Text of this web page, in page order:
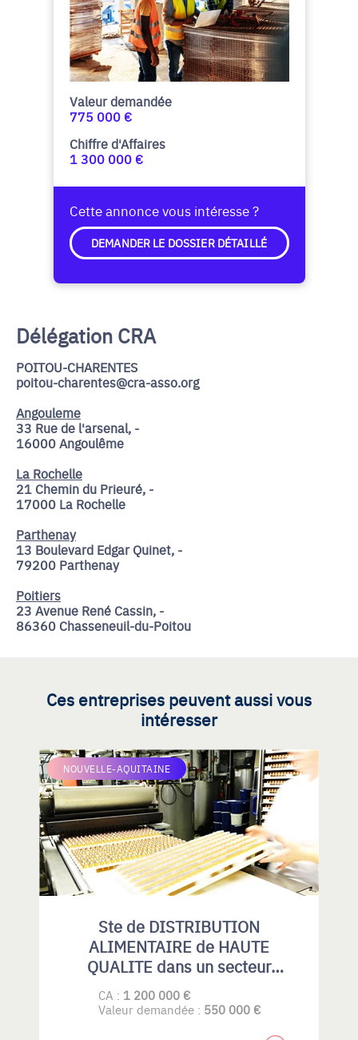
Valeur demandée
775 000 €
Chiffre d'Affaires
1 300 000 €
Cette annonce vous intéresse ?
DEMANDER LE DOSSIER DÉTAILLÉ
Délégation CRA
POITOU-CHARENTES
poitou-charentes@cra-asso.org
Angouleme
33 Rue de l'arsenal, -
16000 Angoulême
La Rochelle
21 Chemin du Prieuré, -
17000 La Rochelle
Parthenay
13 Boulevard Edgar Quinet, -
79200 Parthenay
Poitiers
23 Avenue René Cassin, -
86360 Chasseneuil-du-Poitou
Ces entreprises peuvent aussi vous
intéresser
NOUVELLE-AQUITAINE
Ste de DISTRIBUTION
ALIMENTAIRE de HAUTE
QUALITE dans un secteur
spécialisé.
CA : 1 200 000 €
Valeur demandée : 550 000 €